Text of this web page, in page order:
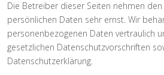
Die Betreiber dieser Seiten nehmen
persönlichen Daten sehr ernst. Wir
personenbezogenen Daten vertraulich
gesetzlichen Datenschutzvorschriften
Datenschutzerklärung.